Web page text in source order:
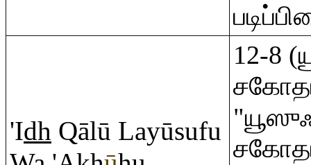
'Idh Qālū Layūsufu
12-8